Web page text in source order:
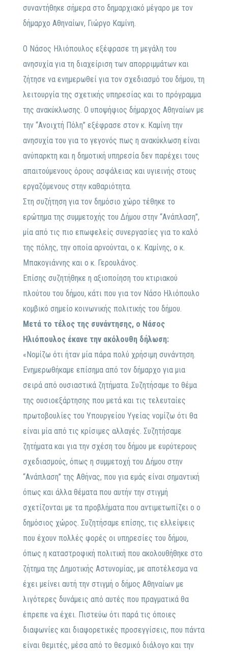
συναντήθηκε σήμερα στο δημαρχιακό μέγαρο με τον
δήμαρχο Αθηναίων, Γιώργο Καμίνη.
Ο Νάσος Ηλιόπουλος εξέφρασε τη μεγάλη του
ανησυχία για τη διαχείριση των απορριμμάτων και
ζήτησε να ενημερωθεί για τον σχεδιασμό του δήμου, τη
λειτουργία της σχετικής υπηρεσίας και το πρόγραμμα
της ανακύκλωσης. Ο υποψήφιος δήμαρχος Αθηναίων με
την “Ανοιχτή Πόλη” εξέφρασε στον κ. Καμίνη την
ανησυχία του για το γεγονός πως η ανακύκλωση είναι
ανύπαρκτη και η δημοτική υπηρεσία δεν παρέχει τους
απαιτούμενους όρους ασφάλειας και υγιεινής στους
εργαζόμενους στην καθαριότητα.
Στη συζήτηση για τον δημόσιο χώρο τέθηκε το
ερώτημα της συμμετοχής του Δήμου στην “Ανάπλαση”,
μία από τις πιο επωφελείς συνεργασίες για το καλό
της πόλης, την οποία αρνούνται, ο κ. Καμίνης, ο κ.
Μπακογιάννης και ο κ. Γερουλάνος.
Επίσης συζητήθηκε η αξιοποίηση του κτιριακού
πλούτου του δήμου, κάτι που για τον Νάσο Ηλιόπουλο
κομβικό σημείο κοινωνικής πολιτικής του δήμου.
Μετά το τέλος της συνάντησης, ο Νάσος
Ηλιόπουλος έκανε την ακόλουθη δήλωση:
«Νομίζω ότι ήταν μία πάρα πολύ χρήσιμη συνάντηση.
Ενημερωθήκαμε επίσημα από τον δήμαρχο για μια
σειρά από ουσιαστικά ζητήματα. Συζητήσαμε το θέμα
της ουσιοεξάρτησης που μετά και τις τελευταίες
πρωτοβουλίες του Υπουργείου Υγείας νομίζω ότι θα
είναι μία από τις κρίσιμες αλλαγές. Συζητήσαμε
ζητήματα και για την σχέση του δήμου με ευρύτερους
σχεδιασμούς, όπως η συμμετοχή του Δήμου στην
“Ανάπλαση” της Αθήνας, που για εμάς είναι σημαντική
όπως και άλλα θέματα που αυτήν την στιγμή
σχετίζονται με τα προβλήματα που αντιμετωπίζει ο ο
δημόσιος χώρος. Συζητήσαμε επίσης, τις ελλείψεις
που έχουν πολλές φορές οι υπηρεσίες του δήμου,
όπως η καταστροφική πολιτική που ακολουθήθηκε στο
ζήτημα της Δημοτικής Αστυνομίας, με αποτέλεσμα να
έχει μείνει αυτή την στιγμή ο δήμος Αθηναίων με
λιγότερες δυνάμεις από αυτές που πραγματικά θα
έπρεπε να έχει. Πιστεύω ότι παρά τις όποιες
διαφωνίες και διαφορετικές προσεγγίσεις, που πάντα
είναι θεμιτές, μέσα από το θεσμικό διάλογο και την